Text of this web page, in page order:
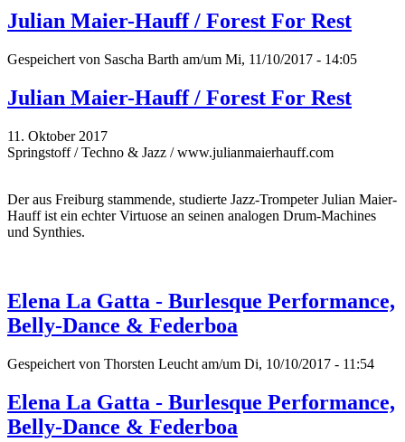
Julian Maier-Hauff / Forest For Rest
Gespeichert von Sascha Barth am/um Mi, 11/10/2017 - 14:05
Julian Maier-Hauff / Forest For Rest
11. Oktober 2017
Springstoff / Techno & Jazz / www.julianmaierhauff.com
Der aus Freiburg stammende, studierte Jazz-Trompeter Julian Maier-
Hauff ist ein echter Virtuose an seinen analogen Drum-Machines
und Synthies.
Elena La Gatta - Burlesque Performance,
Belly-Dance & Federboa
Gespeichert von Thorsten Leucht am/um Di, 10/10/2017 - 11:54
Elena La Gatta - Burlesque Performance,
Belly-Dance & Federboa